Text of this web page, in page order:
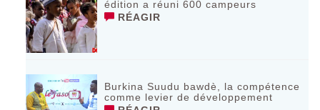
édition a réuni 600 campeurs
RÉAGIR
Burkina Suudu bawdè, la compétence
comme levier de développement